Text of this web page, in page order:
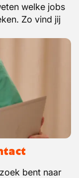
welke jobs
Zo vind jij
bent naar